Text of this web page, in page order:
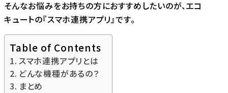
そんなお悩みをお持ちの方におすすめしたいのが、エコ
キュートの『スマホ連携アプリ』です。
Table of Contents
スマホ連携アプリとは
どんな機種があるの？
まとめ